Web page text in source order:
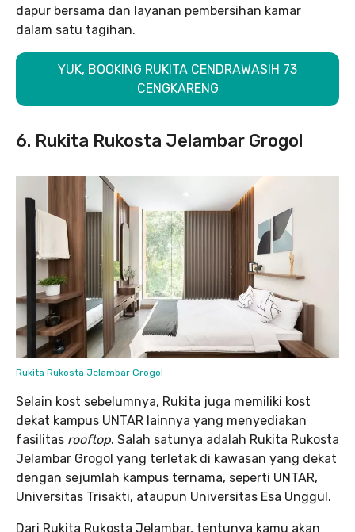
dapur bersama dan layanan pembersihan kamar
dalam satu tagihan.
YUK, BOOKING RUKITA CENDRAWASIH 73
CENGKARENG
6. Rukita Rukosta Jelambar Grogol
Rukita Rukosta Jelambar Grogol
Selain kost sebelumnya, Rukita juga memiliki kost
dekat kampus UNTAR lainnya yang menyediakan
fasilitas rooftop. Salah satunya adalah Rukita Rukosta
Jelambar Grogol yang terletak di kawasan yang dekat
dengan sejumlah kampus ternama, seperti UNTAR,
Universitas Trisakti, ataupun Universitas Esa Unggul.
Dari Rukita Rukosta Jelambar, tentunya kamu akan